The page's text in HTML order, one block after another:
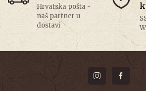
Hrvatska pošta -
naš partner u
dostavi